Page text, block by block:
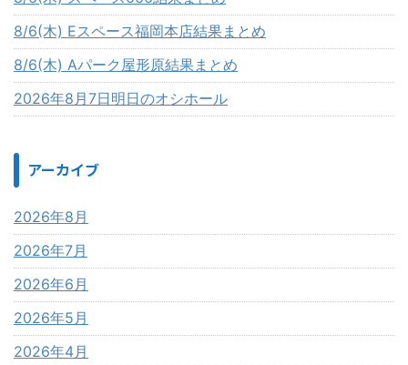
8/6(木) Eスペース福岡本店結果まとめ
8/6(木) Aパーク屋形原結果まとめ
2026年8月7日明日のオシホール
アーカイブ
2026年8月
2026年7月
2026年6月
2026年5月
2026年4月